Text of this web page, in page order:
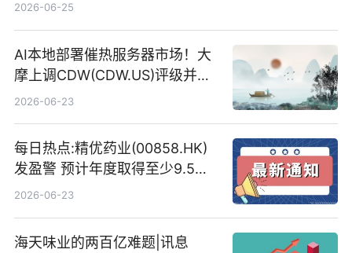
2026-06-25
AI本地部署催热服务器市场！大
摩上调CDW(CDW.US)评级并看
高IBM(IBM.US)戴尔(DELL.US)
2026-06-23
每日热点:精优药业(00858.HK)
发盈警 预计年度取得至少9.5亿
港元的亏损 同比盈转亏
2026-06-23
海天味业的两百亿难题|讯息